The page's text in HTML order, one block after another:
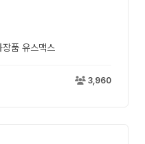
품 유스맥스
3,960